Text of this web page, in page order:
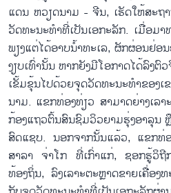
ແດນ ຫວຽດ​ນາມ - ຈ​ີນ, ເຮັດ​ໃຫ້​ສະ​ຖ
ວັດ​ທະ​ນະ​ທຳ​ທີ່​ເປັນ​ເອ​ກະ​ລັກ. ​ເມື່ອ​ມ
ພຽງ​ແຕ່​ໄດ້​ອາບ​ນ້ຳ​ທະ​ເລ, ຜັກ​ຜ່ອນຢ່ອ
ງຽບ​ເທົ່າ​ນັ້ນ ຫາກ​ຍັງ​ມີ​ໂອ​ກາດ​ໄດ້​ລົງ​
ເຂັ້ມ​ຂຸ້ນ​ໄປ​ດ້ວຍ​ຈຸດ​ວັດ​ທະ​ນະ​ທຳ​ຂອງ​
ນາມ. ແຂກ​ທ່ອງ​ທ່ຽວ ສາ​ມາດ​ຍ່າງ​ເລ
ກ້ອງ​ແຖວ​ຕົ້ນ​ສົນຊົມ​ວິວ​ຍາມຮຸ່ງ​ອາ​ລຸນ
ສົດແຊບ. ນອກ​ຈາກ​ນັ້ນ​ແລ້ວ, ແຂ​ກ​ທ່
ສາລາ ຈ່າ​ໂກ ທີ່​ເກົ່າ​ແກ່, ຊອກ​ຮູ້​ວິ​ຖີ​
ທ້ອງ​ຖິ່ນ, ລົງເລາະ​ຕະຫຼາດ​ຂາຍ​ເຄື່ອງ​